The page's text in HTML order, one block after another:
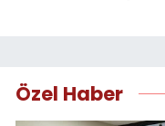
Özel Haber